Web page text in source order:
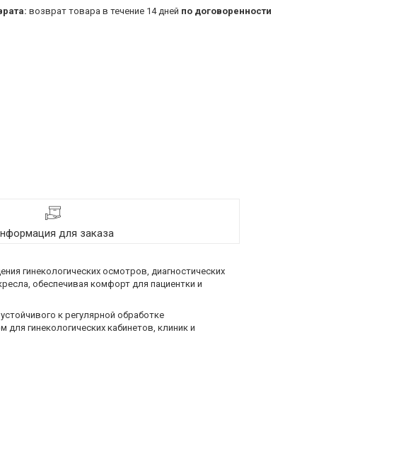
возврат товара в течение 14 дней по договоренности
для заказа
гинекологических осмотров, диагностических
обеспечивая комфорт для пациентки и
к регулярной обработке
гинекологических кабинетов, клиник и